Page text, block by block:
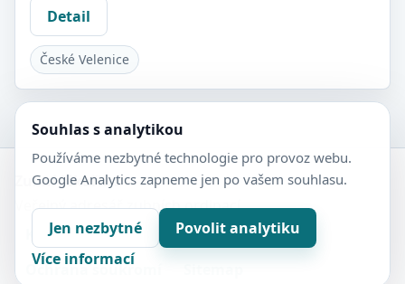
Detail
České Velenice
Zubní-lékaři.cz
Veřejný adresář zubních ordinací.
Kontakt
Nastavení soukromí
Ochrana soukromí
Souhlas s analytikou
Používáme nezbytné technologie pro provoz webu.
Google Analytics zapneme jen po vašem souhlasu.
Jen nezbytné
Povolit analytiku
Více informací